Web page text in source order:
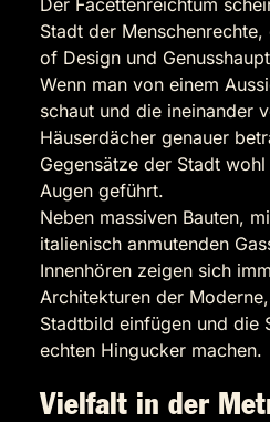
Der Facettenreichtum
Stadt der
of Design und
Wenn man von einem
schaut und die ineinander
Häuserdächer genauer
Gegensätze der Stadt
Augen geführt.
Neben massiven Bauten,
italienisch anmutenden
Innenhören zeigen sich
Architekturen der
Stadtbild einfügen und die
echten Hingucker machen.
Vielfalt in der